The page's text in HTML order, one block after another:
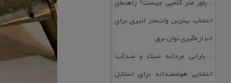
::
انتخاب بهترین وات‌متر انبری برای
اندازه‌گیری توان برق
:: بارانی مردانه شیك و ضدآب؛
انتخابی هوشمندانه برای استایل